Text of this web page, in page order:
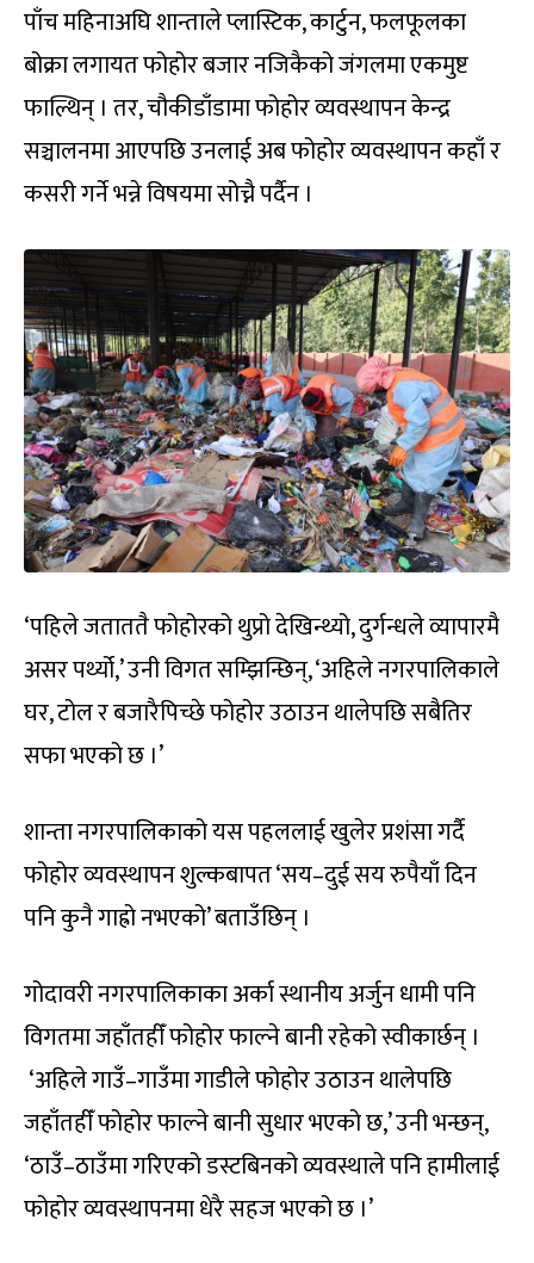
पाँच महिनाअघि शान्ताले प्लास्टिक, कार्टुन, फलफूलका
बोक्रा लगायत फोहोर बजार नजिकैको जंगलमा एकमुष्ट
फाल्थिन् । तर, चौकीडाँडामा फोहोर व्यवस्थापन केन्द्र
सञ्चालनमा आएपछि उनलाई अब फोहोर व्यवस्थापन कहाँ र
कसरी गर्ने भन्ने विषयमा सोच्नै पर्दैन ।
‘पहिले जताततै फोहोरको थुप्रो देखिन्थ्यो, दुर्गन्धले व्यापारमै
असर पर्थ्यो,’ उनी विगत सम्झिन्छिन्, ‘अहिले नगरपालिकाले
घर, टोल र बजारैपिच्छे फोहोर उठाउन थालेपछि सबैतिर
सफा भएको छ ।’
शान्ता नगरपालिकाको यस पहललाई खुलेर प्रशंसा गर्दै
फोहोर व्यवस्थापन शुल्कबापत ‘सय–दुई सय रुपैयाँ दिन
पनि कुनै गाह्रो नभएको’ बताउँछिन् ।
गोदावरी नगरपालिकाका अर्का स्थानीय अर्जुन धामी पनि
विगतमा जहाँतहीँ फोहोर फाल्ने बानी रहेको स्वीकार्छन् ।
‘अहिले गाउँ–गाउँमा गाडीले फोहोर उठाउन थालेपछि
जहाँतहीँ फोहोर फाल्ने बानी सुधार भएको छ,’ उनी भन्छन्,
‘ठाउँ–ठाउँमा गरिएको डस्टबिनको व्यवस्थाले पनि हामीलाई
फोहोर व्यवस्थापनमा धेरै सहज भएको छ ।’